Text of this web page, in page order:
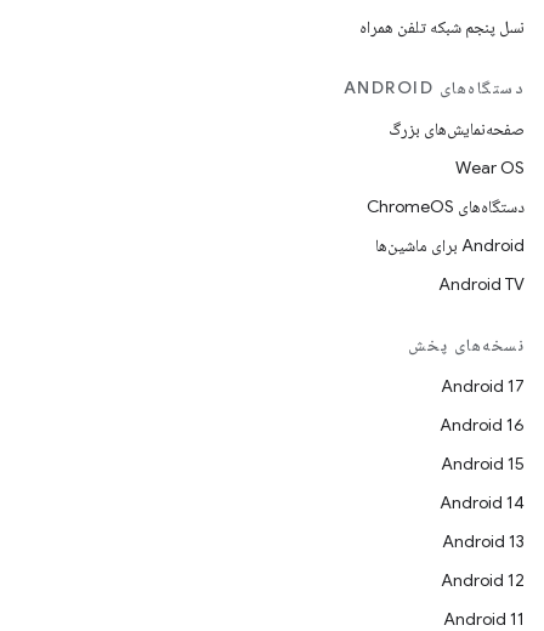
نسل پنجم شبکه تلفن همراه
دستگاه‌های ANDROID
صفحه‌نمایش‌های بزرگ
Wear OS
دستگاه‌های ChromeOS
Android برای ماشین‌ها
Android TV
نسخه‌های پخش
Android 17
Android 16
Android 15
Android 14
Android 13
Android 12
Android 11